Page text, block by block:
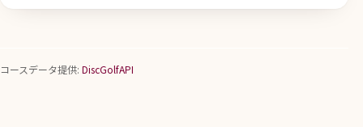
コースデータ提供: DiscGolfAPI